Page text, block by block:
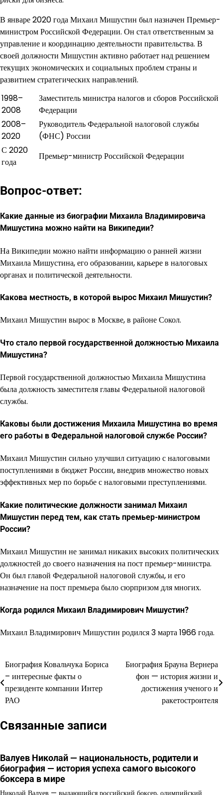
В январе 2020 года Михаил Мишустин был назначен Премьер-
министром Российской Федерации. Он стал ответственным за
управление и координацию деятельности правительства. В
своей должности Мишустин активно работает над решением
текущих экономических и социальных проблем страны и
развитием стратегических направлений.
1998–
2008
Заместитель министра налогов и сборов Российской
Федерации
2008–
2020
Руководитель Федеральной налоговой службы
(ФНС) России
С 2020
года
Премьер-министр Российской Федерации
Вопрос-ответ:
Какие данные из биографии Михаила Владимировича
Мишустина можно найти на Википедии?
На Википедии можно найти информацию о ранней жизни
Михаила Мишустина, его образовании, карьере в налоговых
органах и политической деятельности.
Какова местность, в которой вырос Михаил Мишустин?
Михаил Мишустин вырос в Москве, в районе Сокол.
Что стало первой государственной должностью Михаила
Мишустина?
Первой государственной должностью Михаила Мишустина
была должность заместителя главы Федеральной налоговой
службы.
Каковы были достижения Михаила Мишустина во время
его работы в Федеральной налоговой службе России?
Михаил Мишустин сильно улучшил ситуацию с налоговыми
поступлениями в бюджет России, внедрив множество новых
эффективных мер по борьбе с налоговыми преступлениями.
Какие политические должности занимал Михаил
Мишустин перед тем, как стать премьер-министром
России?
Михаил Мишустин не занимал никаких высоких политических
должностей до своего назначения на пост премьер-министра.
Он был главой Федеральной налоговой службы, и его
назначение на пост премьера было сюрпризом для многих.
Когда родился Михаил Владимирович Мишустин?
Михаил Владимирович Мишустин родился 3 марта 1966 года.
Навигация
по
записям
Биография Ковальчука Бориса
– интересные факты о
президенте компании Интер
РАО
Биография Брауна Вернера
фон — история жизни и
достижения ученого и
ракетостроителя
Связанные записи
Валуев Николай — национальность, родители и
биография — история успеха самого высокого
боксера в мире